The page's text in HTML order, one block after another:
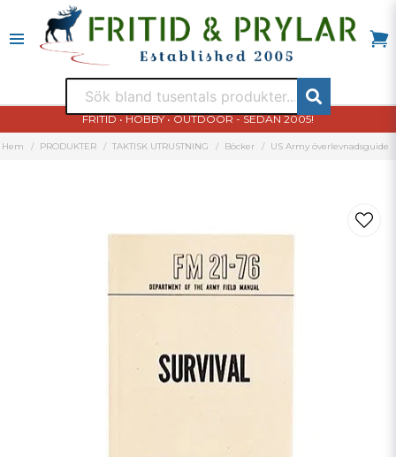
FRITID • HOBBY • OUTDOOR - SEDAN 2005!
Hem PRODUKTER TAKTISK UTRUSTNING Böcker US Army överlevnadsguide